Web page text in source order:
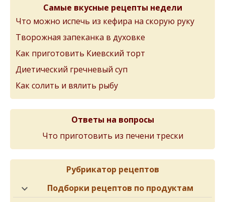
Самые вкусные рецепты недели
Что можно испечь из кефира на скорую руку
Творожная запеканка в духовке
Как приготовить Киевский торт
Диетический гречневый суп
Как солить и вялить рыбу
Ответы на вопросы
Что приготовить из печени трески
Рубрикатор рецептов
Подборки рецептов по продуктам